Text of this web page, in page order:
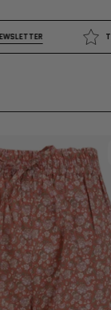
ISCRIVITI ALLA NEWSLETTER